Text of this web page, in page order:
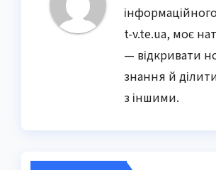
t-v.te.ua, моє
— відкривати
знання й
з іншими.